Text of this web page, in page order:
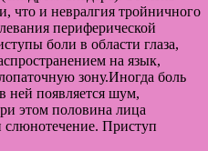
что и невралгия тройничного
периферической
боли в области глаза,
на язык,
зону.Иногда боль
ней появляется шум,
этом половина лица
слюнотечение. Приступ